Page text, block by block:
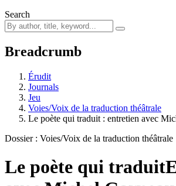
Search
Breadcrumb
Érudit
Journals
Jeu
Voies/Voix de la traduction théâtrale
Le poète qui traduit : entretien avec
Dossier : Voies/Voix de la traduction théâtrale
Le poète qui traduit